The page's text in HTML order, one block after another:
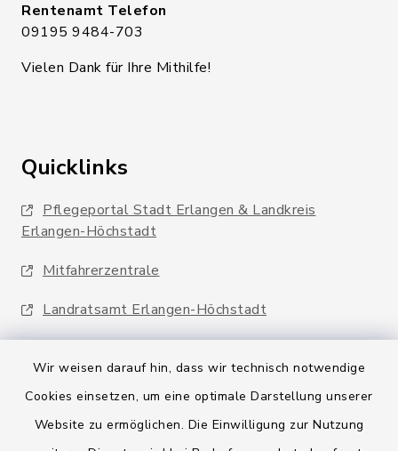
Wir weisen darauf hin, dass wir technisch notwendige
Cookies einsetzen, um eine optimale Darstellung unserer
Website zu ermöglichen. Die Einwilligung zur Nutzung
Rentenamt Telefon
09195 9484-703
Vielen Dank für Ihre Mithilfe!
Quicklinks
Pflegeportal Stadt Erlangen & Landkreis
Erlangen-Höchstadt
Mitfahrerzentrale
Landratsamt Erlangen-Höchstadt